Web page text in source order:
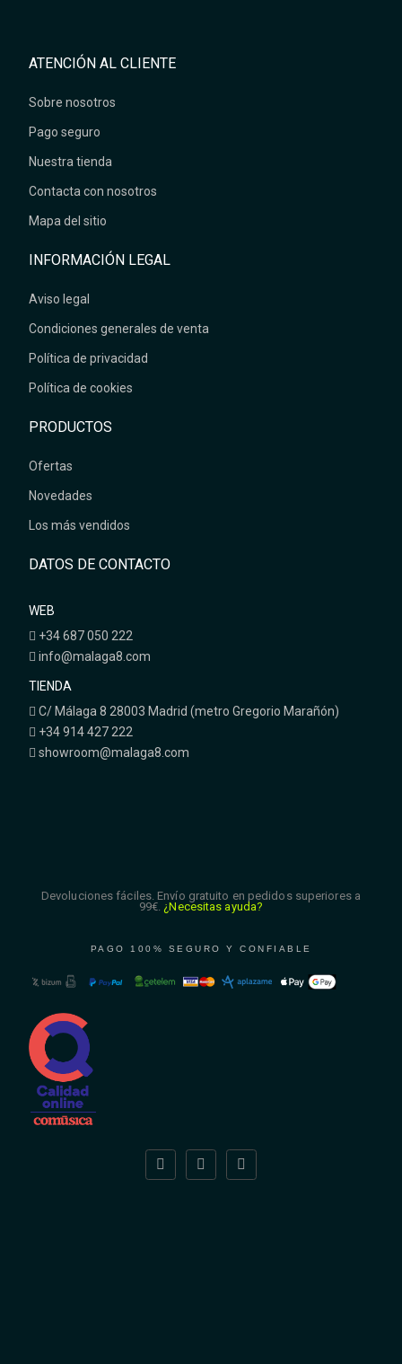
ATENCIÓN AL CLIENTE
Sobre nosotros
Pago seguro
Nuestra tienda
Contacta con nosotros
Mapa del sitio
INFORMACIÓN LEGAL
Aviso legal
Condiciones generales de venta
Política de privacidad
Política de cookies
PRODUCTOS
Ofertas
Novedades
Los más vendidos
DATOS DE CONTACTO
WEB
+34 687 050 222
info@malaga8.com
TIENDA
C/ Málaga 8 28003 Madrid (metro Gregorio Marañón)
+34 914 427 222
showroom@malaga8.com
Devoluciones fáciles. Envío gratuito en pedidos superiores a
99€. ¿Necesitas ayuda?
PAGO 100% SEGURO Y CONFIABLE